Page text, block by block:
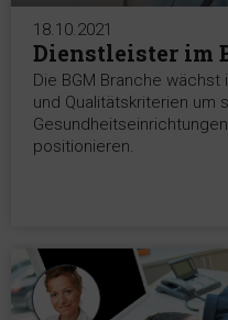
18.10.2021
Dienstleister im
Die BGM Branche
und Qualitätskriterien um
positionieren.